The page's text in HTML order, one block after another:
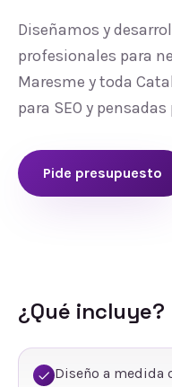
Diseñamos y
profesionales para
Maresme y toda
para SEO y
Pide presupuesto
¿Qué incluye?
Diseño a medida